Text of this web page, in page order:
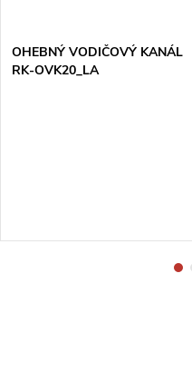
OHEBNÝ VODIČOVÝ KANÁL
RK-OVK20_LA